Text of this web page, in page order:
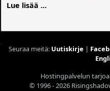
Lue lisää ...
Seuraa meitä: Uutiskirje |
Hostingpalvelun
© 1996 - 2026